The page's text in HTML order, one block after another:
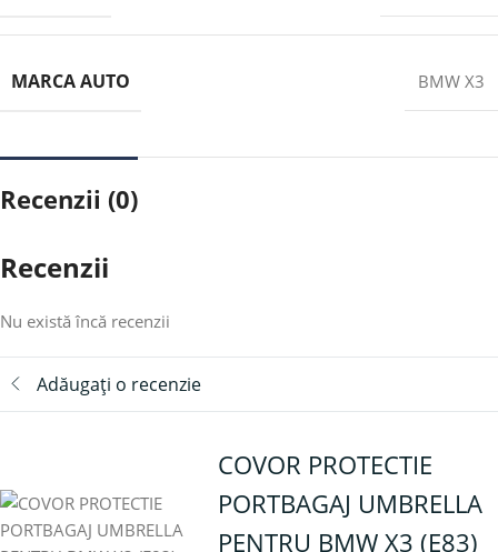
MARCA AUTO BMW X3
Recenzii (0)
Recenzii
Nu există încă recenzii
Adăugați o recenzie
COVOR PROTECTIE
PORTBAGAJ UMBRELLA
PENTRU BMW X3 (E83)